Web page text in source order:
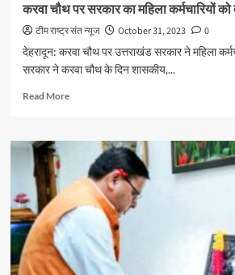
करवा चौथ पर सरकार का महिला कर्मचारियों को
टीम राष्ट्र संत न्यूज October 31, 2023
0
देहरादून: करवा चौथ पर उत्तराखंड सरकार ने महिला
सरकार ने करवा चौथ के दिन शासकीय,...
Read MoreRead
करवा
सरकार
का
महिला
कर्मचारियों
को
तोहफा